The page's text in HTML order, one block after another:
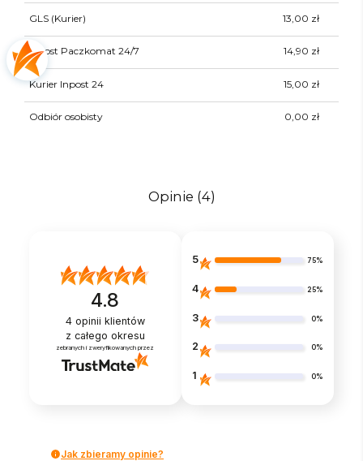
GLS (Kurier) 13,00 zł
Inpost Paczkomat 24/7 14,90 zł
Kurier Inpost 24 15,00 zł
Odbiór osobisty 0,00 zł
Opinie (4)
4.8
4opinii klientów
z całego okresu
zebranych i zweryfikowanych przez
5 75%
4 25%
3 0%
2 0%
1 0%
Jak zbieramy opinie?